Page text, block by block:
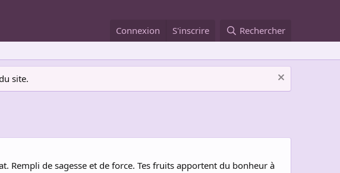
Connexion S'inscrire Rechercher
site.
Rempli de sagesse et de force. Tes fruits apportent du bonheur à